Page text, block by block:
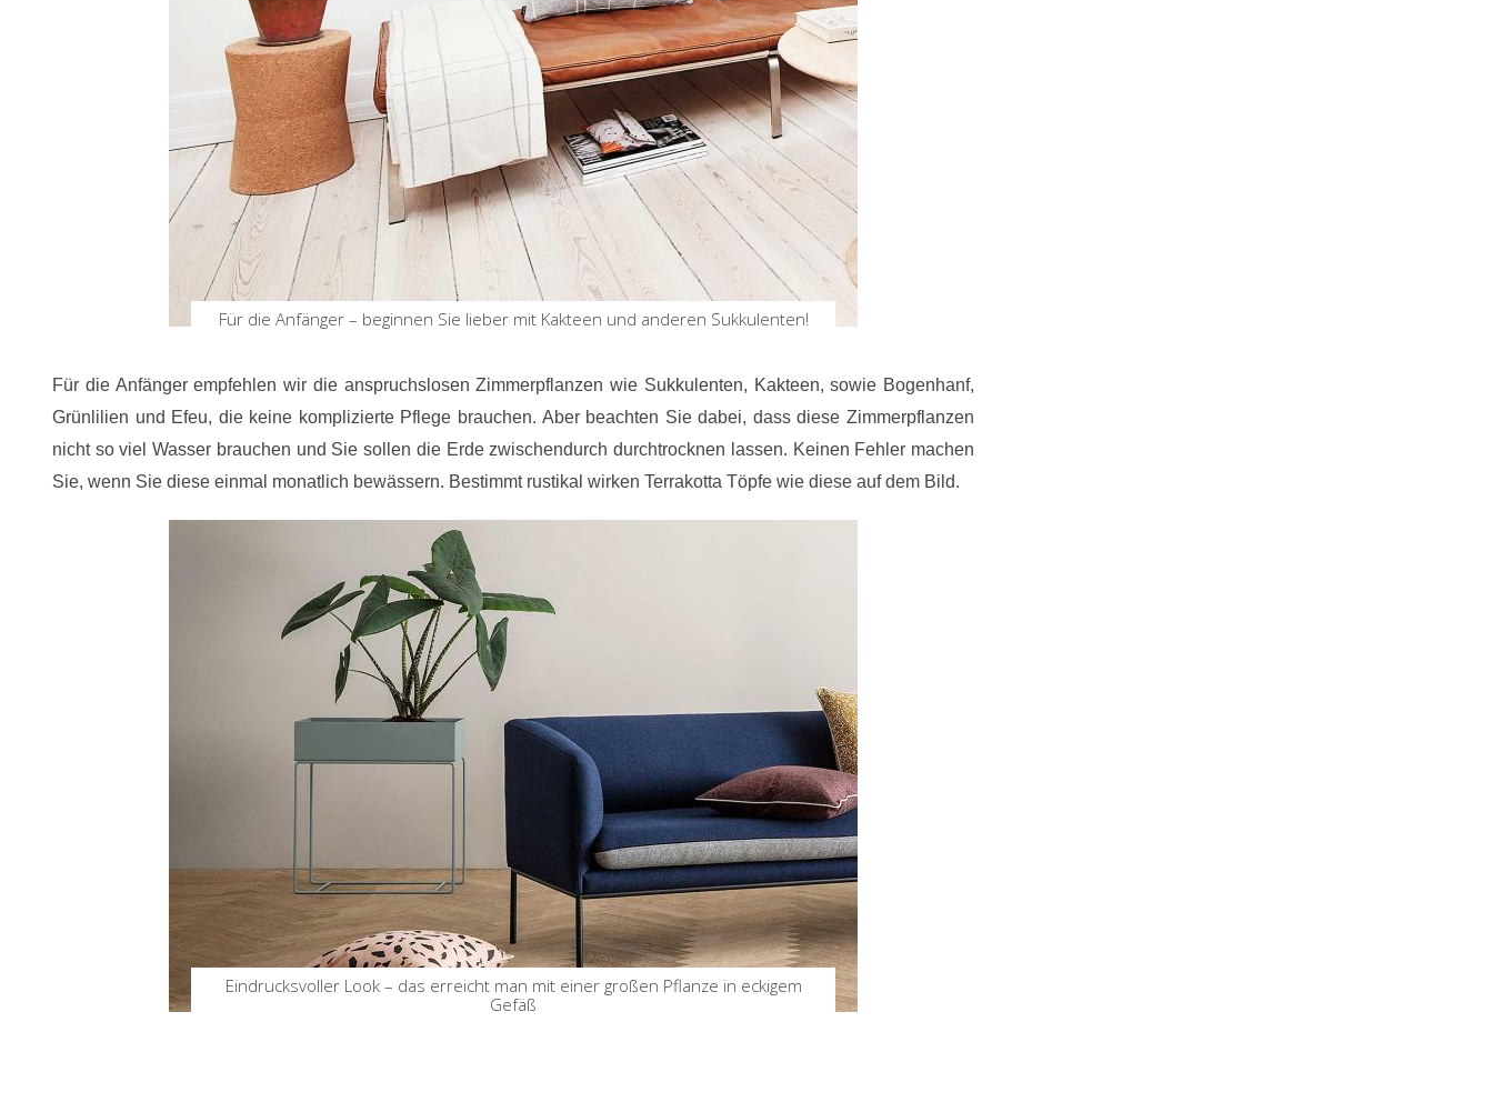
Für die Anfänger – beginnen Sie lieber mit Kakteen und anderen Sukkulenten!
Für die Anfänger empfehlen wir die anspruchslosen Zimmerpflanzen wie Sukkulenten, Kakteen, sowie Bogenhanf,
Grünlilien und Efeu, die keine komplizierte Pflege brauchen. Aber beachten Sie dabei, dass diese Zimmerpflanzen
nicht so viel Wasser brauchen und Sie sollen die Erde zwischendurch durchtrocknen lassen. Keinen Fehler machen
Sie, wenn Sie diese einmal monatlich bewässern. Bestimmt rustikal wirken Terrakotta Töpfe wie diese auf dem Bild.
Eindrucksvoller Look – das erreicht man mit einer großen Pflanze in eckigem
Gefäß